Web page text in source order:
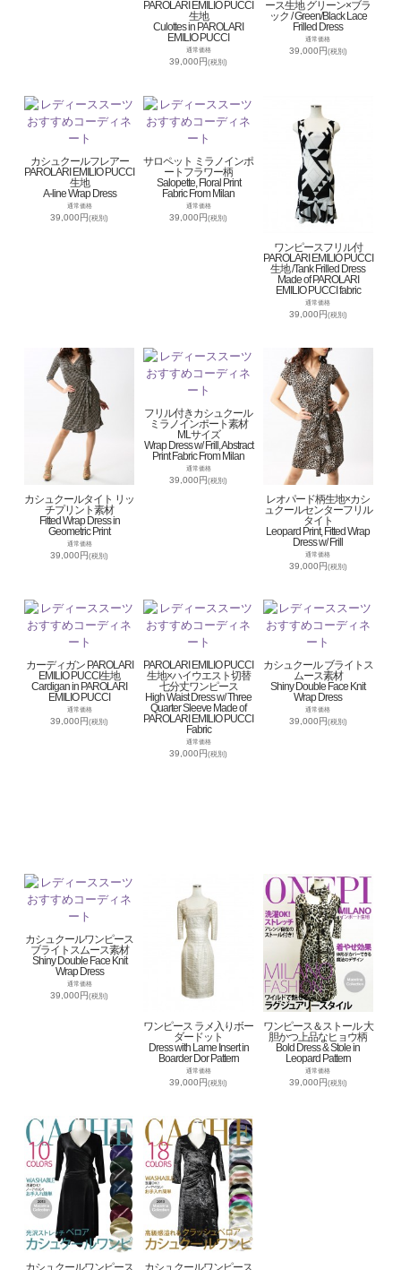
PAROLARI EMILIO PUCCI
生地
Culottes in PAROLARI
EMILIO PUCCI
通常価格
39,000円(税別)
ース生地 グリーン×ブラ
ック / Green/Black Lace
Frilled Dress
通常価格
39,000円(税別)
カシュクールフレアー
PAROLARI EMILIO PUCCI
生地
A-line Wrap Dress
通常価格
39,000円(税別)
サロペット ミラノインポ
ートフラワー柄
Salopette, Floral Print
Fabric From Milan
通常価格
39,000円(税別)
ワンピースフリル付
PAROLARI EMILIO PUCCI
生地 /Tank Frilled Dress
Made of PAROLARI
EMILIO PUCCI fabric
通常価格
39,000円(税別)
カシュクールタイト リッ
チプリント素材
Fitted Wrap Dress in
Geometric Print
通常価格
39,000円(税別)
フリル付きカシュクール
ミラノインポート素材
MLサイズ
Wrap Dress w/ Frill, Abstract
Print Fabric From Milan
通常価格
39,000円(税別)
レオパード柄生地×カシ
ュクールセンターフリル
タイト
Leopard Print, Fitted Wrap
Dress w/ Frill
通常価格
39,000円(税別)
カーディガン PAROLARI
EMILIO PUCCI生地
Cardigan in PAROLARI
EMILIO PUCCI
通常価格
39,000円(税別)
PAROLARI EMILIO PUCCI
生地×ハイウエスト切替
七分丈ワンピース
High Waist Dress w/ Three
Quarter Sleeve Made of
PAROLARI EMILIO PUCCI
Fabric
通常価格
39,000円(税別)
カシュクール ブライトス
ムース素材
Shiny Double Face Knit
Wrap Dress
通常価格
39,000円(税別)
カシュクールワンピース
ブライトスムース素材
Shiny Double Face Knit
Wrap Dress
通常価格
39,000円(税別)
ワンピース ラメ入りボー
ダードット
Dress with Lame Insert in
Boarder Dor Pattern
通常価格
39,000円(税別)
ワンピース＆ストール 大
胆かつ上品なヒョウ柄
Bold Dress & Stole in
Leopard Pattern
通常価格
39,000円(税別)
カシュクールワンピース カシュクールワンピース